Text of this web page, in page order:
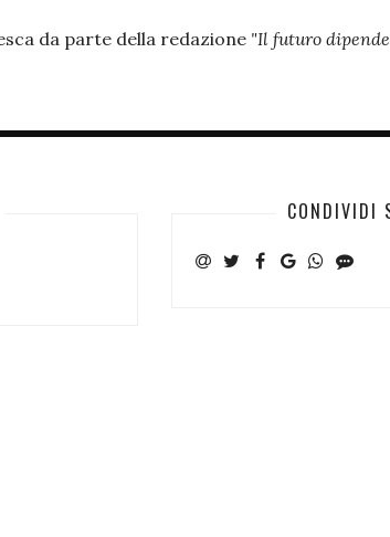
da parte della redazione "Il futuro
CONDIVIDI